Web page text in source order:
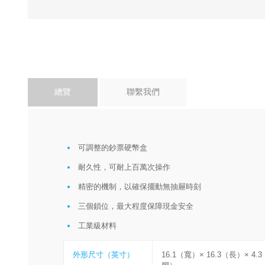
總覽 聯繫我們
可調整的鈔票硬幣盒
耐久性，可耐上百萬次操作
精密的機制，以確保擺動無抽屜時刻
三個鎖位，最大程度保障現金安全
工業級材料
外形尺寸（英寸）
16.1（寬）× 16.3（長）× 4.3